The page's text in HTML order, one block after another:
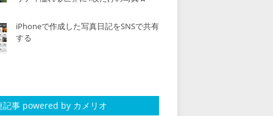
iPhoneで作成した写真日記をSNSで共有
する
記事 powered by カメリオ